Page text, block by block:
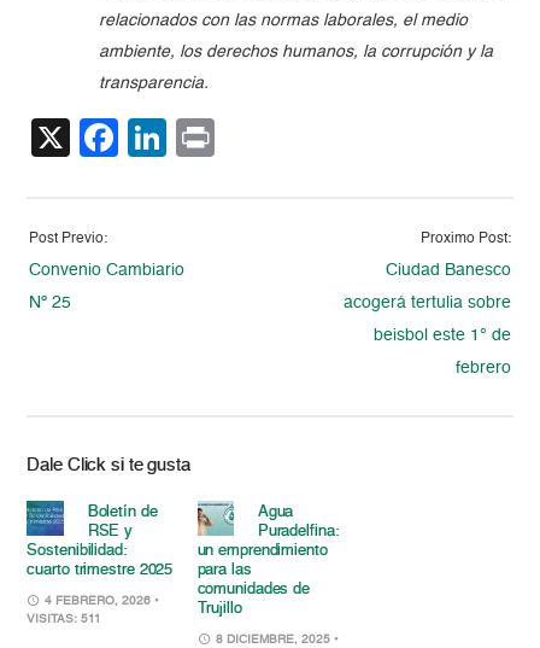
relacionados con las normas laborales, el medio
ambiente, los derechos humanos, la corrupción y la
transparencia.
X Facebook
LinkedIn
Post Previo:
Convenio Cambiario
Nº 25
Proximo Post:
Ciudad Banesco
acogerá tertulia sobre
beisbol este 1° de
febrero
Dale Click si te gusta
Boletín de
RSE y
Sostenibilidad:
cuarto trimestre 2025
4 FEBRERO, 2026 •
VISITAS: 511
Agua
Puradelfina:
un emprendimiento
para las
comunidades de
Trujillo
8 DICIEMBRE, 2025 •